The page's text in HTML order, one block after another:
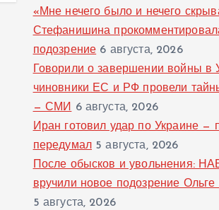
«Мне нечего было и нечего
Стефанишина
подозрение 6 августа, 2026
Говорили о завершении войны в
чиновники ЕС и РФ провели
— СМИ 6 августа, 2026
Иран готовил удар по Украине —
передумал 5 августа, 2026
После обысков и увольнения:
вручили новое подозрение
5 августа, 2026